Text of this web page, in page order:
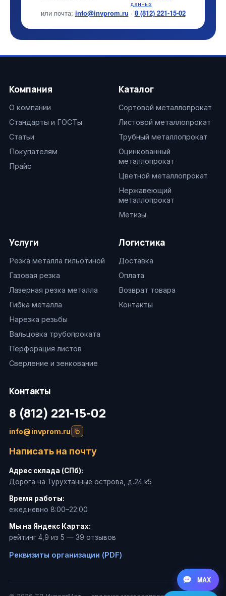
данных
или почта: info@invprom.ru · 8 (812) 221-15-02
Компания
О компании
Стандарты и ГОСТы
Статьи
Покупателям
Прайс
Каталог
Сортовой металлопрокат
Листовой металлопрокат
Трубный металлопрокат
Оцинкованный
металлопрокат
Цветной металлопрокат
Нержавеющий
металлопрокат
Метизы
Услуги
Резка металла гильотиной
Газовая резка
Лазерная резка металла
Гибка металла
Нарезка резьбы
Вальцовка трубопроката
Перфорация листов
Сверление и зенкование
Логистика
Доставка
Оплата
Возврат товара
Контакты
Контакты
8 (812) 221-15-02
info@invprom.ru
Написать на почту
Адрес склада (СПб):
Дорога на Турухтанные острова, д.24 к5
Время работы:
ежедневно 8:00–22:00
Мы на Яндекс Картах:
рейтинг 4,9 из 5 — 39 отзывов
Реквизиты организации (PDF)
MAX